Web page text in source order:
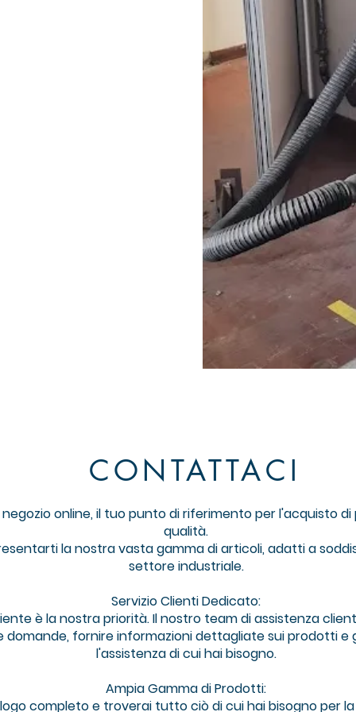
CONTATTACI
online, il tuo punto di riferimento per l'acquisto
qualità.
la nostra vasta gamma di articoli, adatti a
settore industriale.
Servizio Clienti Dedicato:
è la nostra priorità. Il nostro team di assistenza
domande, fornire informazioni dettagliate sui prodotti
l'assistenza di cui hai bisogno.
Ampia Gamma di Prodotti:
completo e troverai tutto ciò di cui hai bisogno per